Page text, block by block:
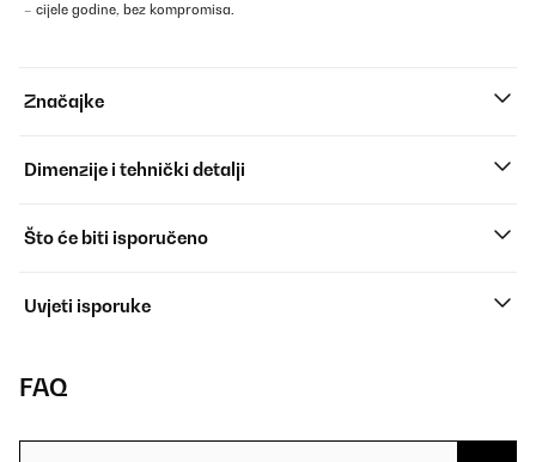
– cijele godine, bez kompromisa.
Značajke
Dimenzije i tehnički detalji
Što će biti isporučeno
Uvjeti isporuke
FAQ